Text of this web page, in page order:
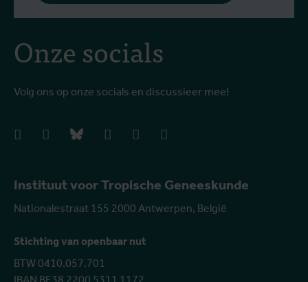
Instituut voor Tropische Geneeskunde
Nationalestraat 155 2000 Antwerpen, België
Stichting van openbaar nut
BTW 0410.057.701
IBAN BE38 2200 5311 1172
Onze socials
Volg ons op onze socials en discussieer mee!
facebookinstagrambluesky linkedIn youtube